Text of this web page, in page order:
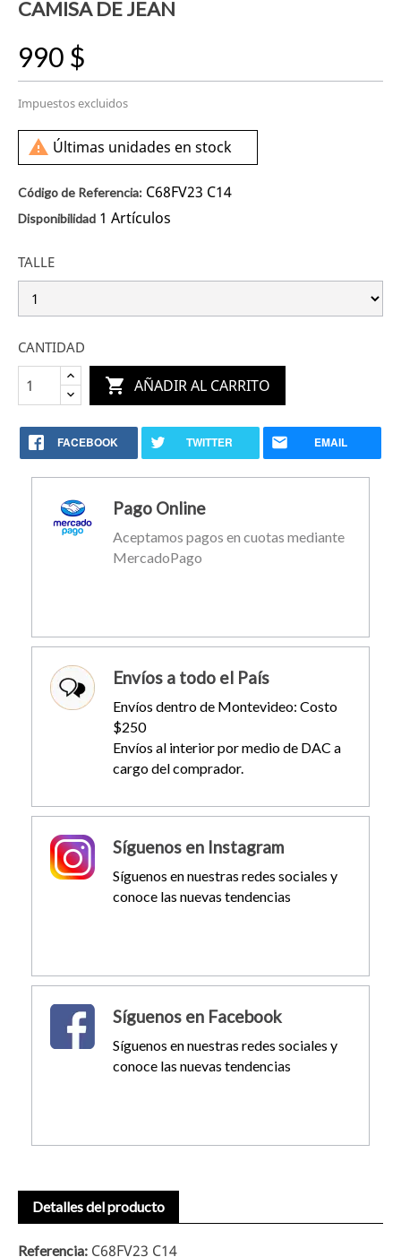
CAMISA DE JEAN
990 $
Impuestos excluidos
 Últimas unidades en stock
Código de Referencia: C68FV23 C14
Disponibilidad 1 Artículos
TALLE
CANTIDAD
 AÑADIR AL CARRITO
FACEBOOK TWITTER EMAIL
Pago Online
Aceptamos pagos en cuotas mediante
MercadoPago
Envíos a todo el País
Envíos dentro de Montevideo: Costo
$250
Envíos al interior por medio de DAC a
cargo del comprador.
Síguenos en Instagram
Síguenos en nuestras redes sociales y
conoce las nuevas tendencias
Síguenos en Facebook
Síguenos en nuestras redes sociales y
conoce las nuevas tendencias
Detalles del producto
Referencia: C68FV23 C14